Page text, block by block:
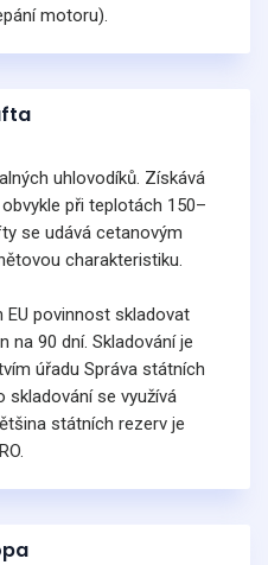
motoru).
uhlovodíků. Získává
při teplotách 150–
se udává cetanovým
charakteristiku.
EU povinnost skladovat
na 90 dní. Skladování je
úřadu Správa státních
skladování se využívá
státních rezerv je